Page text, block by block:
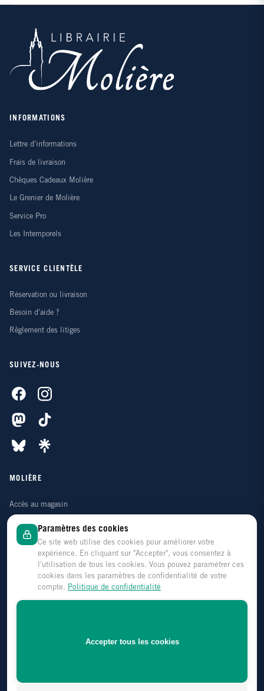
INFORMATIONS
Lettre d'informations
Frais de livraison
Chèques Cadeaux Molière
Le Grenier de Molière
Service Pro
Les Intemporels
SERVICE CLIENTÈLE
Réservation ou livraison
Besoin d'aide ?
Règlement des litiges
SUIVEZ-NOUS
MOLIÈRE
Accès au magasin
Qui sommes-nous ?
Notre histoire
Nos 40 ans
Paramètres des cookies
Ce site web utilise des cookies pour améliorer votre
expérience. En cliquant sur "Accepter", vous consentez à
l'utilisation de tous les cookies. Vous pouvez paramétrer ces
cookies dans les paramètres de confidentialité de votre
compte.
Politique de confidentialité
Accepter tous les cookies